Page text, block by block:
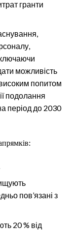
гранти
можливість
попитом
подолання
період до 2030
пов’язані з
20 % від